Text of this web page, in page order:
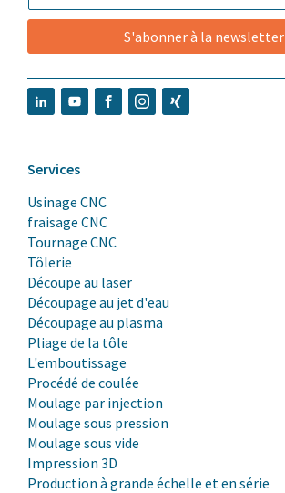
S'abonner à la newsletter
Services
Usinage CNC
fraisage CNC
Tournage CNC
Tôlerie
Découpe au laser
Découpage au jet d'eau
Découpage au plasma
Pliage de la tôle
L'emboutissage
Procédé de coulée
Moulage par injection
Moulage sous pression
Moulage sous vide
Impression 3D
Production à grande échelle et en série